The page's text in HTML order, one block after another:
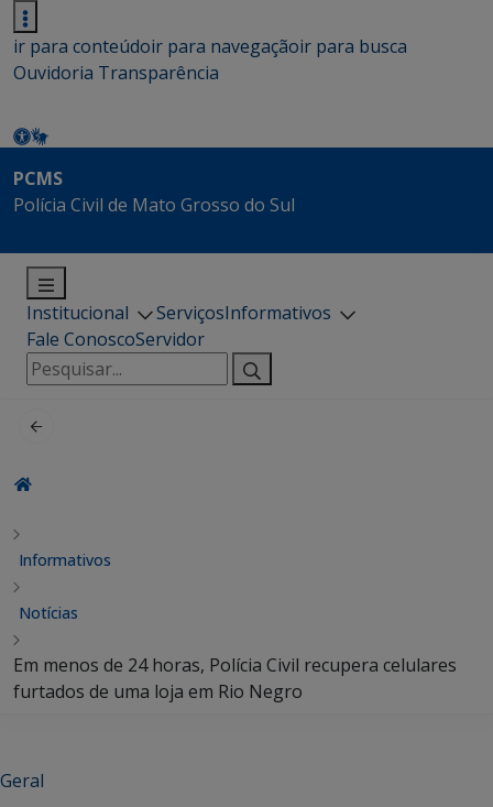
ir para conteúdoir para navegaçãoir para busca
Ouvidoria Transparência
PCMS
Polícia Civil de Mato Grosso do Sul
Institucional ServiçosInformativos
Fale ConoscoServidor
Pesquisar
por:
Informativos
Notícias
Em menos de 24 horas, Polícia Civil recupera celulares
furtados de uma loja em Rio Negro
Geral